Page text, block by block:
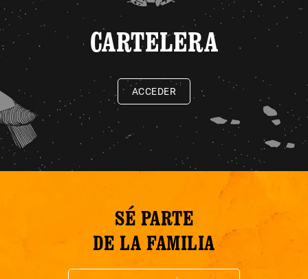
CARTELERA
ACCEDER
SÉ PARTE
DE LA FAMILIA